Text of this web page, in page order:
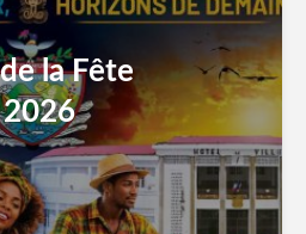
la Fête